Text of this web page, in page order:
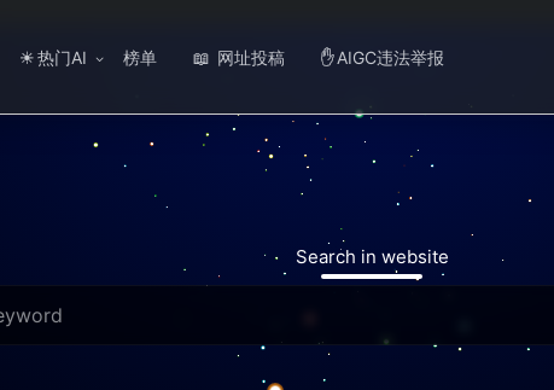
☀ 热门AI 榜单 📖 网址投稿 ✋ AIGC违法举报
Search in website